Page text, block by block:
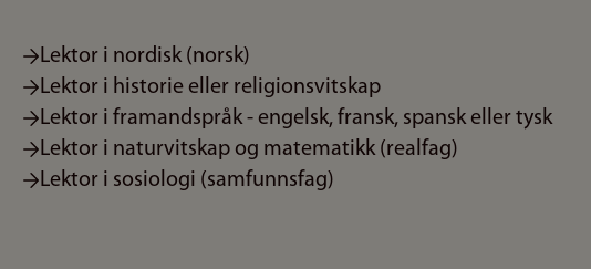
Lektor i nordisk (norsk)
Lektor i historie eller religionsvitskap
Lektor i framandspråk - engelsk, fransk, spansk eller tysk
Lektor i naturvitskap og matematikk (realfag)
Lektor i sosiologi (samfunnsfag)